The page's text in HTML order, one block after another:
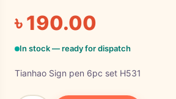
৳190.00
In stock — ready for dispatch
Tianhao Sign pen 6pc set H531